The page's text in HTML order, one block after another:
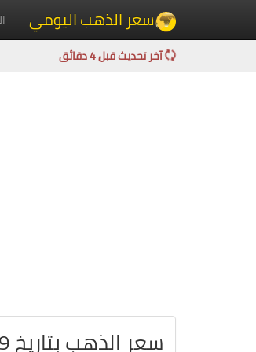
سعر الذهب اليومي
آخر تحديث قبل 4 دقائق
سعر الذهب بتاريخ 29-10-2025 في كندا بالدولار الكندي